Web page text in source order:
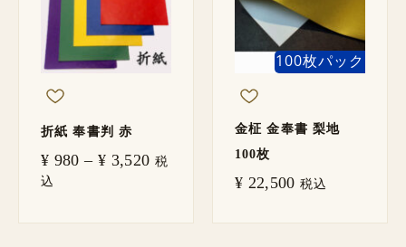
折紙 奉書判 赤
¥ 980 – ¥ 3,520
¥ 3,520
税
込
100枚パック
金柾 金奉書 梨地
100枚
¥ 22,500 税込